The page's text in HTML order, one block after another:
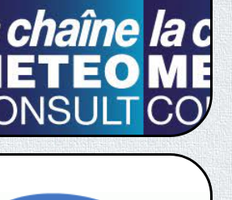
Consult
Gravelines